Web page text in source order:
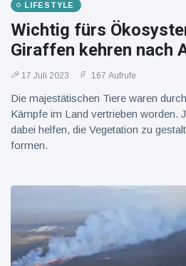
und Hitze
in New
York
LIFESTYLE
Wichtig fürs
Giraffen kehren nach
17 Juli 2023 167 Aufrufe
Die majestätischen Tiere waren
Kämpfe im Land vertrieben worden.
dabei helfen, die Vegetation zu
formen.